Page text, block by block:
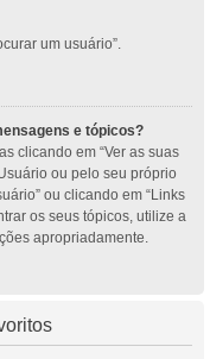
um usuário”.
e tópicos?
clicando em “Ver as suas
ou pelo seu próprio
ou clicando em “Links
os seus tópicos, utilize a
apropriadamente.